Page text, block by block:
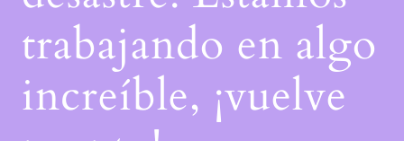
trabajando en algo
increíble, ¡vuelve